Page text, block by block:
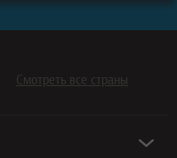
Смотреть все страны